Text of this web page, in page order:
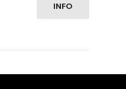
INFO